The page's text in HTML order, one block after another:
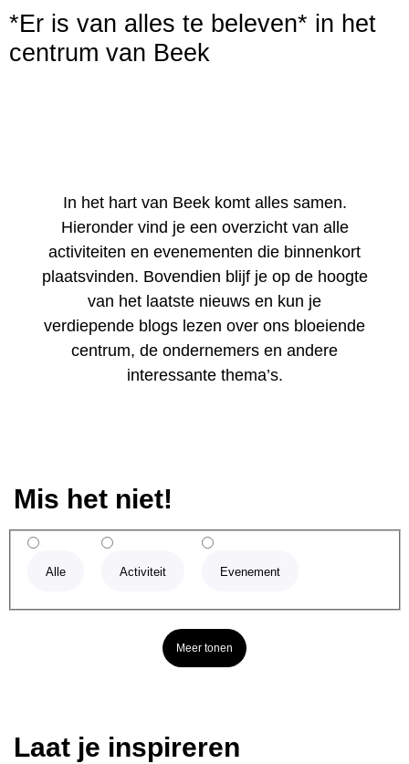
*Er is van alles te beleven* in het
centrum van Beek
In het hart van Beek komt alles samen.
Hieronder vind je een overzicht van alle
activiteiten en evenementen die binnenkort
plaatsvinden. Bovendien blijf je op de hoogte
van het laatste nieuws en kun je
verdiepende blogs lezen over ons bloeiende
centrum, de ondernemers en andere
interessante thema’s.
Mis het niet!
Alle Activiteit Evenement
Meer tonen
Laat je inspireren